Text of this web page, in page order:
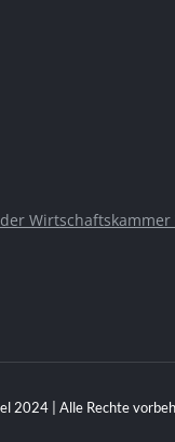
Wirtschaftskammer
2024 | Alle Rechte